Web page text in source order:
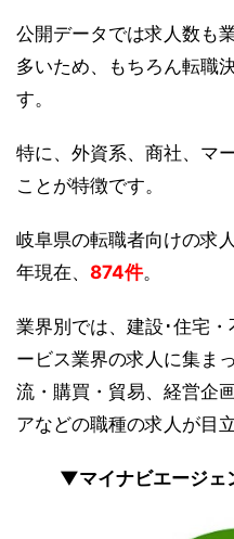
公開データでは求人数も
多いため、もちろん転職
す。
特に、外資系、商社、マ
ことが特徴です。
岐阜県の転職者向けの求
年現在、 874件。
業界別では、建設･住宅
ービス業界の求人に集ま
流・購買・貿易、経営企
アなどの職種の求人が目
▼マイナビエージ